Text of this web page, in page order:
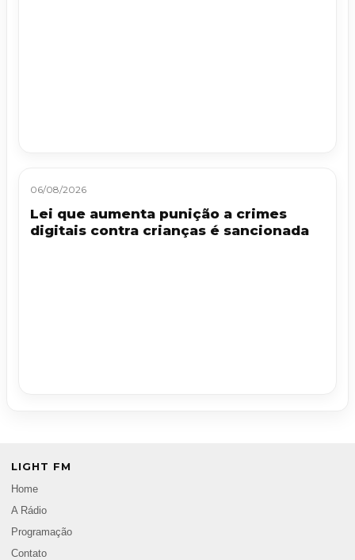
06/08/2026
Lei que aumenta punição a crimes
digitais contra crianças é sancionada
LIGHT FM
Home
A Rádio
Programação
Contato